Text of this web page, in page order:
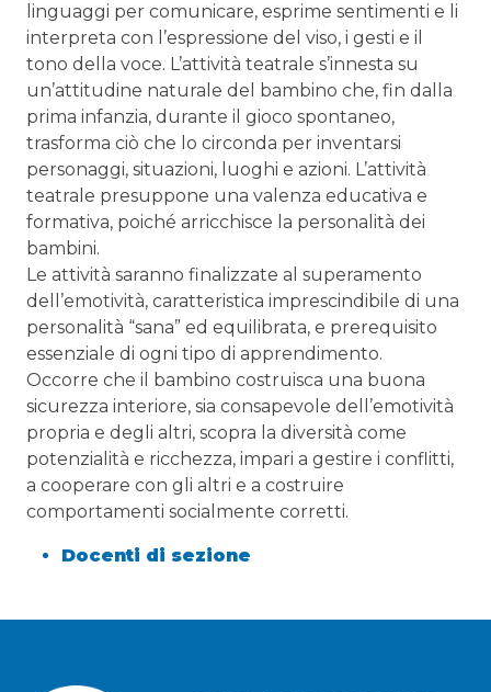
linguaggi per comunicare, esprime sentimenti e li
interpreta con l’espressione del viso, i gesti e il
tono della voce. L’attività teatrale s’innesta su
un’attitudine naturale del bambino che, fin dalla
prima infanzia, durante il gioco spontaneo,
trasforma ciò che lo circonda per inventarsi
personaggi, situazioni, luoghi e azioni. L’attività
teatrale presuppone una valenza educativa e
formativa, poiché arricchisce la personalità dei
bambini.
Le attività saranno finalizzate al superamento
dell’emotività, caratteristica imprescindibile di una
personalità “sana” ed equilibrata, e prerequisito
essenziale di ogni tipo di apprendimento.
Occorre che il bambino costruisca una buona
sicurezza interiore, sia consapevole dell’emotività
propria e degli altri, scopra la diversità come
potenzialità e ricchezza, impari a gestire i conflitti,
a cooperare con gli altri e a costruire
comportamenti socialmente corretti.
Docenti di sezione